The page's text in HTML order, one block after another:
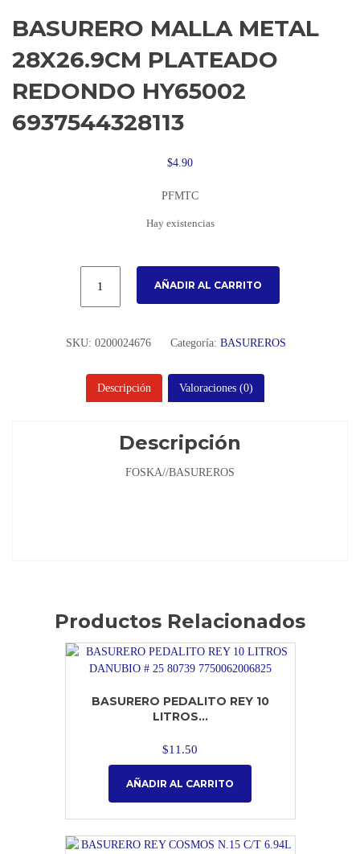
BASURERO MALLA METAL
28X26.9CM PLATEADO
REDONDO HY65002
6937544328113
$4.90
PFMTC
Hay existencias
AÑADIR AL CARRITO
SKU: 0200024676 Categoría: BASUREROS
Descripción Valoraciones (0)
Descripción
FOSKA//BASUREROS
Productos Relacionados
BASURERO PEDALITO REY 10
LITROS...
$11.50
AÑADIR AL CARRITO